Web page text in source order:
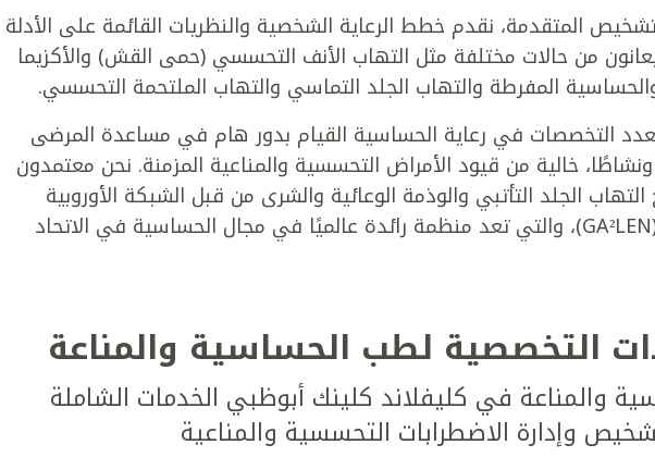
المتقدمة، نقدم خطط الرعاية الشخصية والنظريات القائمة على الأدلة
من حالات مختلفة مثل التهاب الأنف التحسسي (حمى القش) والأكزيما
المفرطة والتهاب الجلد التماسي والتهاب الملتحمة التحسسي.
التخصصات في رعاية الحساسية القيام بدور هام في مساعدة المرضى
خالية من قيود الأمراض التحسسية والمناعية المزمنة. نحن معتمدون
الجلد التأتبي والوذمة الوعائية والشرى من قبل الشبكة الأوروبية
العالمية للحساسية والربو (GA²LEN)، والتي تعد منظمة رائدة عالميًا في مجال الحساسية في الاتحاد
التخصصية لطب الحساسية والمناعة
والمناعة في كليفلاند كلينك أبوظبي الخدمات الشاملة
وإدارة الاضطرابات التحسسية والمناعية